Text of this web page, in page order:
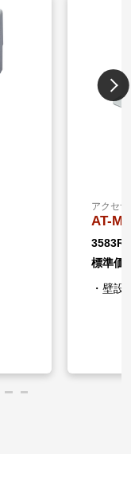
アクセサリー
AT-
標準価格(税別)
・壁設置用ブ